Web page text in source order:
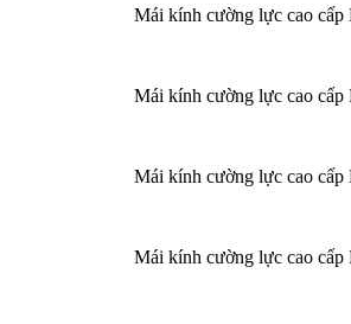
Mái kính cường lực cao cấp
Mái kính cường lực cao cấp
Mái kính cường lực cao cấp
Mái kính cường lực cao cấp